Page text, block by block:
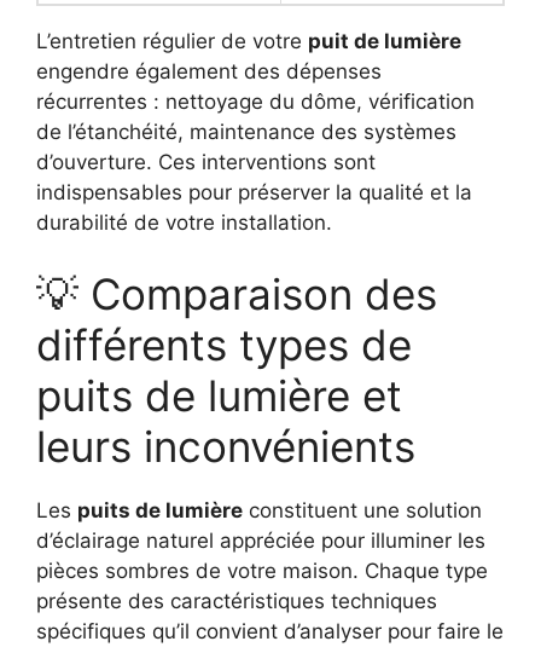
L’entretien régulier de votre puit de lumière
engendre également des dépenses
récurrentes : nettoyage du dôme, vérification
de l’étanchéité, maintenance des systèmes
d’ouverture. Ces interventions sont
indispensables pour préserver la qualité et la
durabilité de votre installation.
💡 Comparaison des
différents types de
puits de lumière et
leurs inconvénients
Les puits de lumière constituent une solution
d’éclairage naturel appréciée pour illuminer les
pièces sombres de votre maison. Chaque type
présente des caractéristiques techniques
spécifiques qu’il convient d’analyser pour faire le